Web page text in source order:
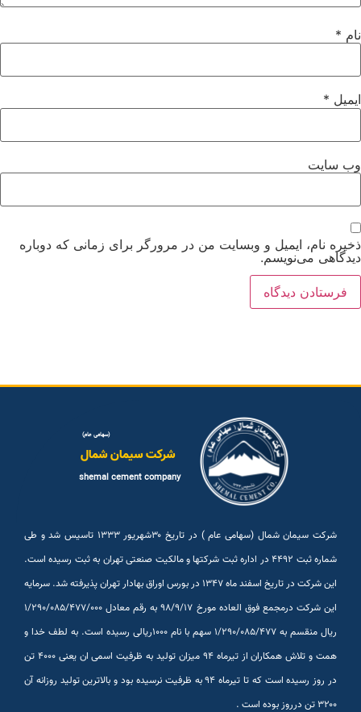
*
*
سایت
نام، ایمیل و وبسایت من در مرورگر برای زمانی که دوباره
می‌نویسم.
(سهامی عام)
شرکت سیمان شمال
shemal cement company
شرکت سیمان شمال (سهامی عام ) در تاریخ ۳۰شهريور ۱۳۳۳ تاسیس شد و طی
شماره ثبت ۴۴۹۲ در اداره ثبت شرکتها و مالکیت صنعتی تهران به ثبت رسیده است.
این شرکت در تاریخ اسفند ماه ۱۳۴۷ در بورس اوراق بهادار تهران پذیرفته شد. سرمایه
این شرکت درمجمع فوق العاده مورخ ۹۸/۹/۱۷ به رقم معادل ۱/۲۹۰/۰۸۵/۴۷۷/۰۰۰
ریال منقسم به ۱/۲۹۰/۰۸۵/۴۷۷ سهم با نام ۱۰۰۰ریالی رسیده است. به لطف خدا و
همت و تلاش همکاران از تیرماه ۹۴ میزان تولید به ظرفیت اسمی ان یعنی ۴۰۰۰ تن
در روز رسیده است که تا تیرماه ۹۴ به ظرفیت نرسیده بود و بالاترین تولید روزانه آن
۳۲۰۰ تن درروز بوده است .